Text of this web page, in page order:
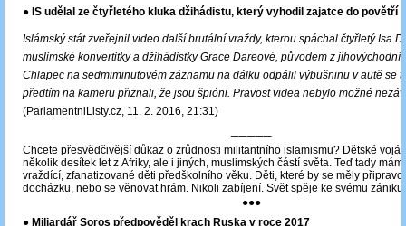
● IS udělal ze čtyřletého kluka džihádistu, který vyhodil zajatce do povětří
Islámský stát zveřejnil video další brutální vraždy, kterou spáchal čtyřletý Isa
muslimské konvertitky a džihádistky Grace Dareové, původem z
Chlapec na sedmiminutovém záznamu na dálku odpálil výbušninu v autě se
předtím na kameru přiznali, že jsou špióni. Pravost videa nebylo možné
(ParlamentniListy.cz, 11. 2. 2016, 21:31)
─────
Chcete přesvědčivější důkaz o zrůdnosti militantního islamismu? Dětské
několik desítek let z Afriky, ale i jiných, muslimských částí světa. Teď tady
vraždící, zfanatizované děti předškolního věku. Děti, které by se měly
docházku, nebo se věnovat hrám. Nikoli zabíjení. Svět spěje ke svému zániku.
●●●
● Miliardář Soros předpověděl krach Ruska v roce 2017